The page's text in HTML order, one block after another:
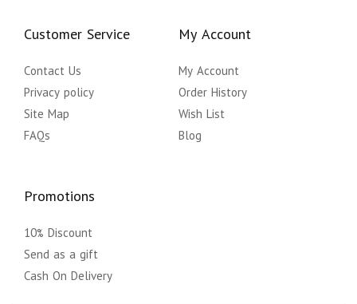
Customer Service
Contact Us
Privacy policy
Site Map
FAQs
My Account
My Account
Order History
Wish List
Blog
Promotions
10% Discount
Send as a gift
Cash On Delivery